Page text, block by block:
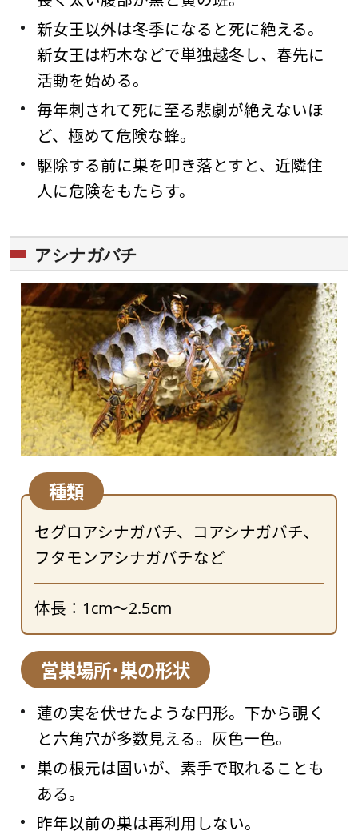
新女王以外は冬季になると死に絶える。
新女王は朽木などで単独越冬し、春先に
活動を始める。
毎年刺されて死に至る悲劇が絶えないほ
ど、極めて危険な蜂。
駆除する前に巣を叩き落とすと、近隣住
人に危険をもたらす。
アシナガバチ
種類
セグロアシナガバチ、コアシナガバチ、
フタモンアシナガバチなど
体長：1cm～2.5cm
営巣場所･巣の形状
蓮の実を伏せたような円形。下から覗く
と六角穴が多数見える。灰色一色。
巣の根元は固いが、素手で取れることも
ある。
昨年以前の巣は再利用しない。